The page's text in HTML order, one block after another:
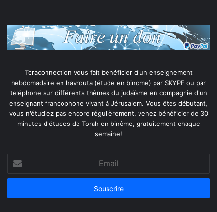
Toraconnection vous fait bénéficier d'un enseignement
hebdomadaire en havrouta (étude en binome) par SKYPE ou par
téléphone sur différents thèmes du judaïsme en compagnie d'un
enseignant francophone vivant à Jérusalem. Vous êtes débutant,
vous n'étudiez pas encore régulièrement, venez bénéficier de 30
minutes d'études de Torah en binôme, gratuitement chaque
semaine!